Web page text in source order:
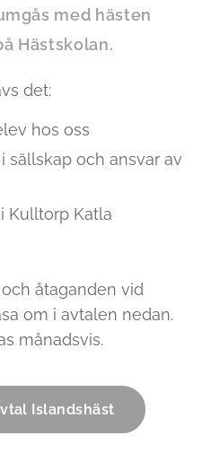
med hästen
Hästskolan.
det:
hos oss
sällskap och ansvar av
Kulltorp Katla
åtaganden vid
om i avtalen nedan.
månadsvis.
Islandshäst